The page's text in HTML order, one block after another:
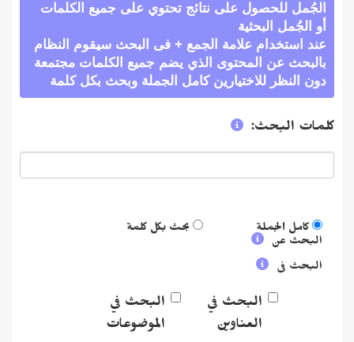
الجُمل للحصول على نتائج تحتوي على جميع الكلمات
أو الجُمل البحثية
عند استخدام علامة الجمع + فى البحث سيقوم النظام
بالبحث عن المحتوى الذي يضم جميع الكلمات مجتمعة
دون النظر للاختيارين كامل الجملة وبحث بكل كلمة
كلمات البحث:
البحث عن
كامل الجملة بحث بكل كلمة
البحث فى
البحث في
العناوين
البحث في
الموضوعات